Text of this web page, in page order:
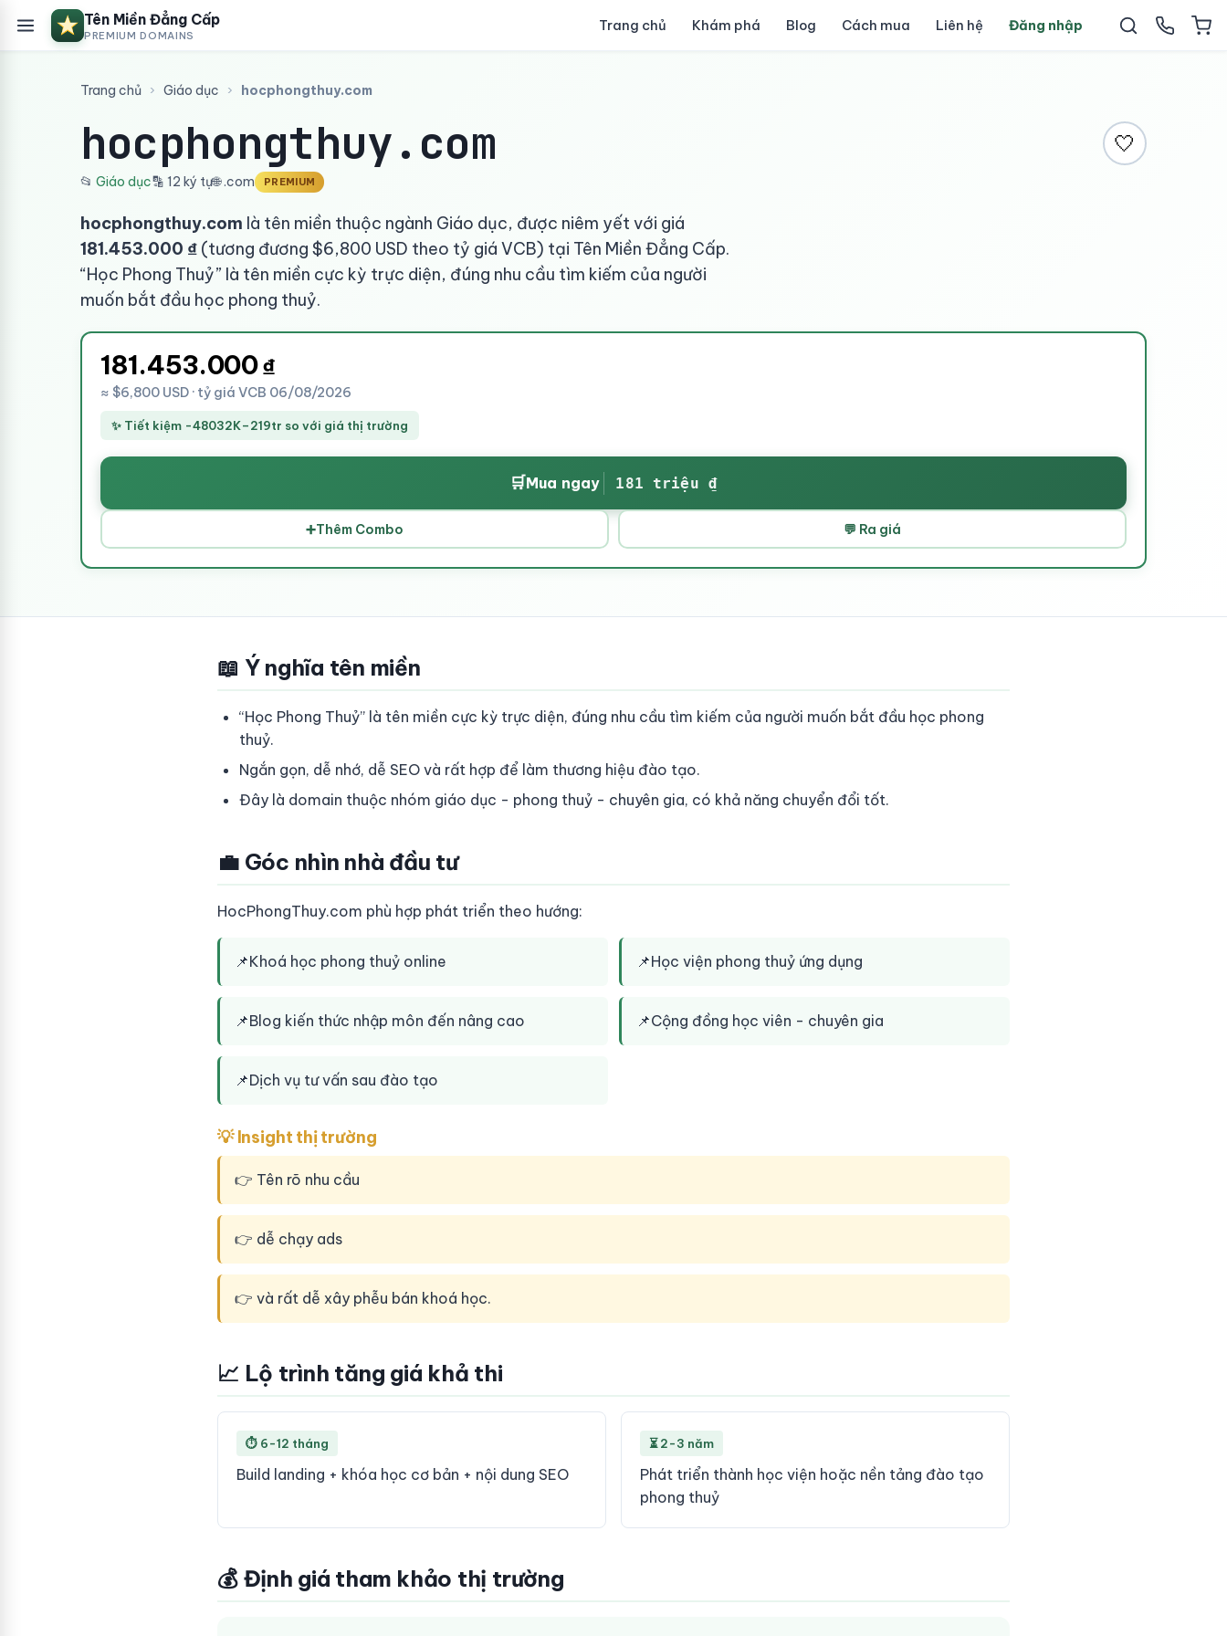
Tên Miền Đẳng Cấp
PREMIUM DOMAINS
Trang chủ Khám phá Blog Cách mua Liên hệ Đăng nhập
Trang chủ › Giáo dục › hocphongthuy.com
hocphongthuy.com 🤍
📂 Giáo dục🔡 12 ký tự🌐 .com PREMIUM
hocphongthuy.com là tên miền thuộc ngành Giáo dục, được niêm yết với giá
181.453.000 ₫ (tương đương $6,800 USD theo tỷ giá VCB) tại Tên Miền Đẳng Cấp.
“Học Phong Thuỷ” là tên miền cực kỳ trực diện, đúng nhu cầu tìm kiếm của người
muốn bắt đầu học phong thuỷ.
181.453.000₫
≈ $6,800 USD · tỷ giá VCB 06/08/2026
✨ Tiết kiệm -48032K–219tr so với giá thị trường
🛒Mua ngay 181 triệu ₫
➕Thêm Combo 💬 Ra giá
📖 Ý nghĩa tên miền
“Học Phong Thuỷ” là tên miền cực kỳ trực diện, đúng nhu cầu tìm kiếm của người muốn bắt đầu học phong
thuỷ.
Ngắn gọn, dễ nhớ, dễ SEO và rất hợp để làm thương hiệu đào tạo.
Đây là domain thuộc nhóm giáo dục - phong thuỷ - chuyên gia, có khả năng chuyển đổi tốt.
💼 Góc nhìn nhà đầu tư
HocPhongThuy.com phù hợp phát triển theo hướng:
📌Khoá học phong thuỷ online 📌Học viện phong thuỷ ứng dụng
📌Blog kiến thức nhập môn đến nâng cao 📌Cộng đồng học viên - chuyên gia
📌Dịch vụ tư vấn sau đào tạo
💡 Insight thị trường
👉 Tên rõ nhu cầu
👉 dễ chạy ads
👉 và rất dễ xây phễu bán khoá học.
📈 Lộ trình tăng giá khả thi
⏱ 6-12 tháng
Build landing + khóa học cơ bản + nội dung SEO
⏳ 2-3 năm
Phát triển thành học viện hoặc nền tảng đào tạo
phong thuỷ
💰 Định giá tham khảo thị trường